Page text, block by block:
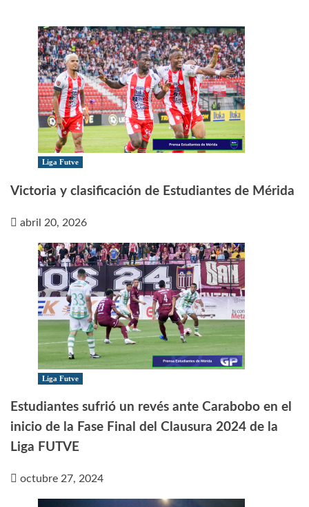
Liga Futve
Victoria y clasificación de Estudiantes de Mérida
abril 20, 2026
Liga Futve
Estudiantes sufrió un revés ante Carabobo en el
inicio de la Fase Final del Clausura 2024 de la
Liga FUTVE
octubre 27, 2024